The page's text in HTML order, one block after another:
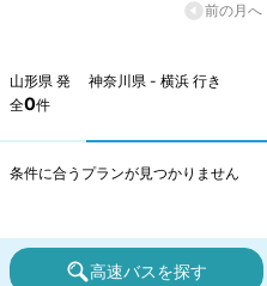
前の月へ
山形県 発 神奈川県 - 横浜 行き
全0件
条件に合うプランが見つかりません
高速バスを探す